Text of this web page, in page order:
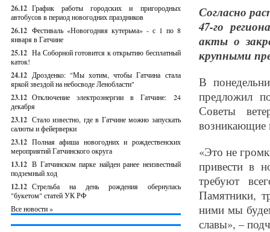
26.12 График работы городских и пригородных
автобусов в период новогодних праздников
26.12 Фестиваль «Новогодняя кутерьма» - с 1 по 8
января в Гатчине
25.12 На Соборной готовится к открытию бесплатный
каток!
24.12 Дрозденко: "Мы хотим, чтобы Гатчина стала
яркой звездой на небосводе Ленобласти"
23.12 Отключение электроэнергии в Гатчине: 24
декабря
23.12 Стало известно, где в Гатчине можно запускать
салюты и фейерверки
23.12 Полная афиша новогодних и рождественских
мероприятий Гатчинского округа
13.12 В Гатчинском парке найден ранее неизвестный
подземный ход
12.12 Стрельба на день рождения обернулась
"букетом" статей УК РФ
Все новости »
Согласно
47-го
акты о
крупными
В
предложил
Советы
возникающие
«Это не
привести в
требуют
Памятники,
ними мы
славы», –